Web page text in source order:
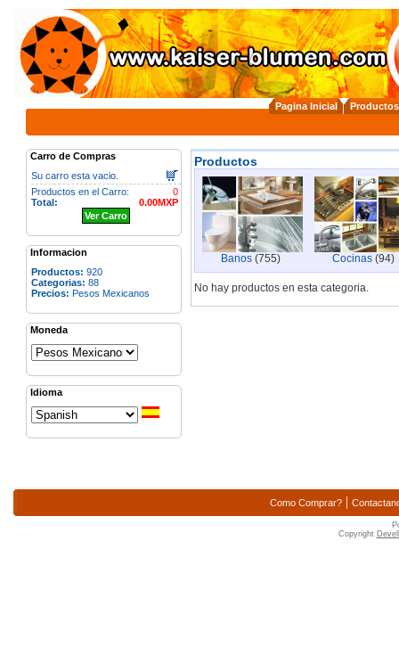
Pagina Inicial Productos
Carro de Compras
Su carro esta vacio.
0
Productos en el Carro:
0.00MXP
Total:
Ver Carro
Informacion
Productos: 920
Categorias: 88
Precios: Pesos Mexicanos
Moneda
Idioma
Productos
Banos (755) Cocinas(94)
No hay productos en esta categoria.
Como Comprar? |
Copyright